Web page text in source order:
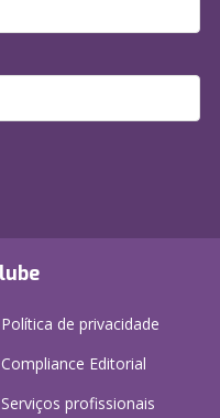
Política de privacidade
Compliance Editorial
Serviços profissionais